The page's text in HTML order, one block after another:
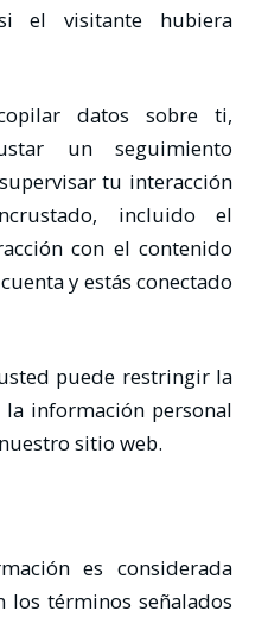
el visitante hubiera
datos sobre ti,
un seguimiento
tu interacción
incluido el
con el contenido
y estás conectado
puede restringir la
información personal
sitio web.
es considerada
los términos señalados